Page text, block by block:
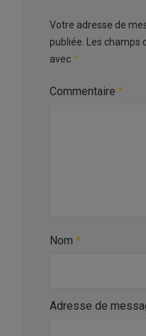
Votre adresse de
publiée.
Les
avec*
Commentaire *
Nom *
Adresse de